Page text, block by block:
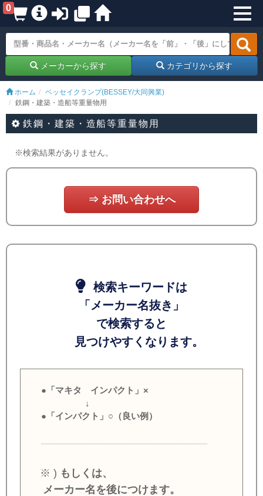
0
メーカーから探す カテゴリから探す
ホーム
ベッセイクランプ(BESSEY/大同興業)
鉄鋼・建築・造船等重量物用
鉄鋼・建築・造船等重量物用
※検索結果がありません。
⇒ お問い合わせへ
検索キーワードは
「メーカー名抜き」
で検索すると
見つけやすくなります。
●「マキタ インパクト」×
↓
●「インパクト」○（良い例）
※ ) もしくは、
メーカー名を後につけます。